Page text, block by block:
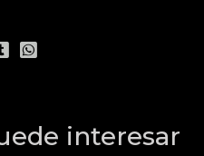
interesar